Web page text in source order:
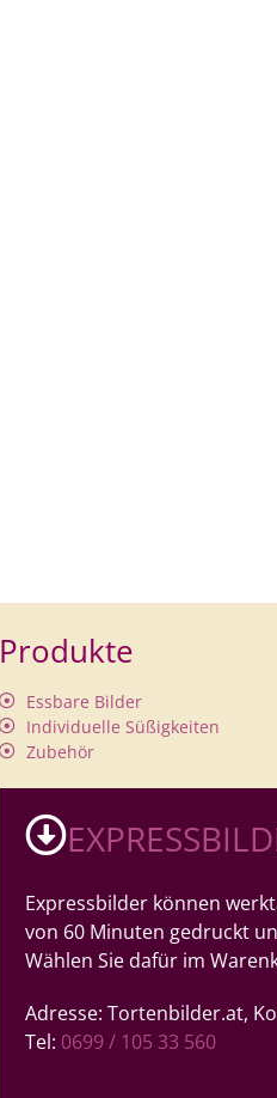
Produkte
Essbare Bilder
Individuelle Süßigkeiten
Zubehör
Expressbilder können
von 60 Minuten gedruckt
Wählen Sie dafür im
Adresse: Tortenbilder.at,
Tel: 0699 / 105 33 560